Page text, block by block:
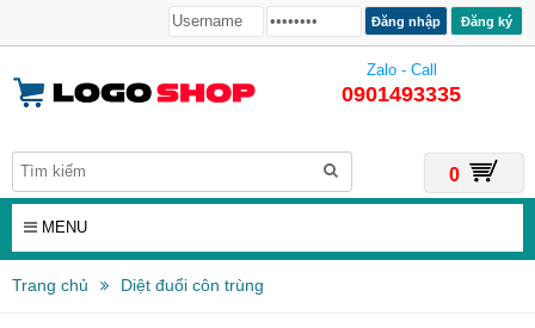
Đăng ký
Zalo - Call
0901493335
0
MENU
Trang chủ Diệt đuổi côn trùng